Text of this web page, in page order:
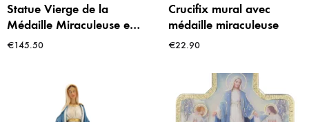
Statue Vierge de la
Médaille Miraculeuse en
Poudre de Marbre et
€145.50
Crucifix mural avec
médaille miraculeuse
€22.90